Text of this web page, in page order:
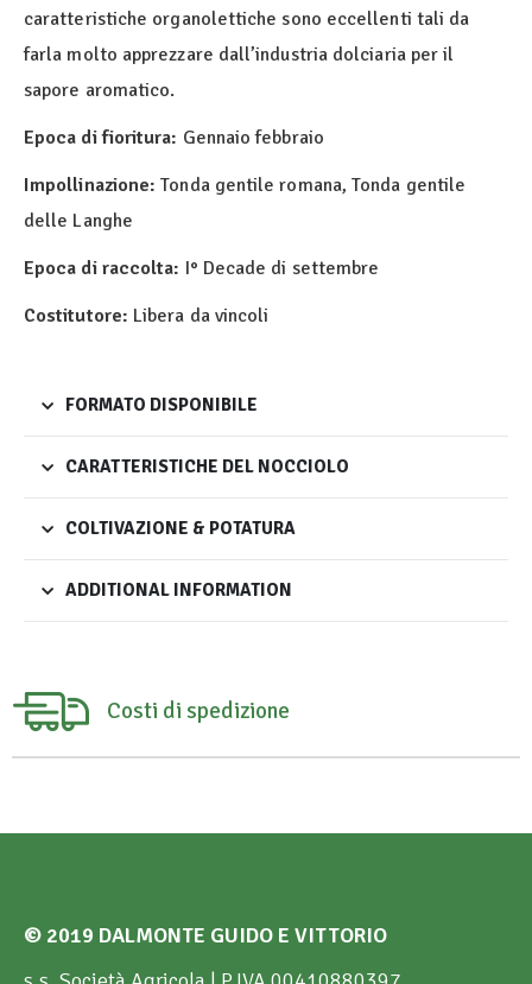
caratteristiche organolettiche sono eccellenti tali da
farla molto apprezzare dall’industria dolciaria per il
sapore aromatico.
Epoca di fioritura: Gennaio febbraio
Impollinazione:Tonda gentile romana, Tonda gentile
delle Langhe
Epoca di raccolta: I° Decade di settembre
Costitutore: Libera da vincoli
FORMATO DISPONIBILE
CARATTERISTICHE DEL NOCCIOLO
COLTIVAZIONE & POTATURA
ADDITIONAL INFORMATION
Costi di spedizione
© 2019 DALMONTE GUIDO E VITTORIO